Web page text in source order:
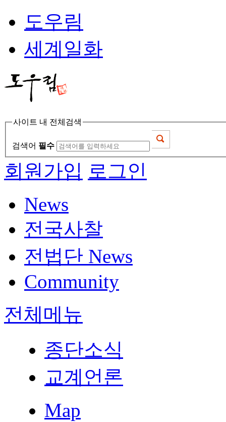
도우림
세계일화
사이트 내 전체검색
검색어 필수
회원가입 로그인
News
전국사찰
전법단 News
Community
전체메뉴
종단소식
교계언론
Map